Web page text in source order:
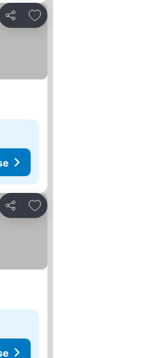
Megosztás
Hozzáadás a
Megosztás
Hozzáadás a